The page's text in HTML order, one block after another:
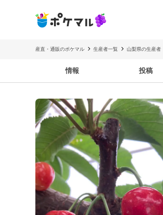
産直・通販のポケマル 生産者一覧 山梨県の生産者
情報 投稿